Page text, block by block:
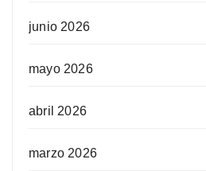
junio 2026
mayo 2026
abril 2026
marzo 2026